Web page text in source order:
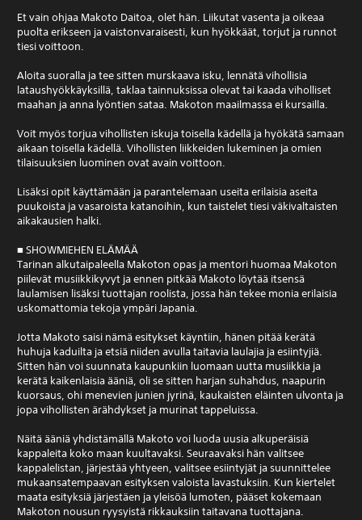
Et vain ohjaa Makoto Daitoa, olet hän. Liikutat vasenta ja oikeaa
puolta erikseen ja vaistonvaraisesti, kun hyökkäät, torjut ja runnot
tiesi voittoon.
Aloita suoralla ja tee sitten murskaava isku, lennätä vihollisia
lataushyökkäyksillä, taklaa tainnuksissa olevat tai kaada viholliset
maahan ja anna lyöntien sataa. Makoton maailmassa ei kursailla.
Voit myös torjua vihollisten iskuja toisella kädellä ja hyökätä samaan
aikaan toisella kädellä. Vihollisten liikkeiden lukeminen ja omien
tilaisuuksien luominen ovat avain voittoon.
Lisäksi opit käyttämään ja parantelemaan useita erilaisia aseita
puukoista ja vasaroista katanoihin, kun taistelet tiesi väkivaltaisten
aikakausien halki.
■ SHOWMIEHEN ELÄMÄÄ
Tarinan alkutaipaleella Makoton opas ja mentori huomaa Makoton
piilevät musiikkikyvyt ja ennen pitkää Makoto löytää itsensä
laulamisen lisäksi tuottajan roolista, jossa hän tekee monia erilaisia
uskomattomia tekoja ympäri Japania.
Jotta Makoto saisi nämä esitykset käyntiin, hänen pitää kerätä
huhuja kaduilta ja etsiä niiden avulla taitavia laulajia ja esiintyjiä.
Sitten hän voi suunnata kaupunkiin luomaan uutta musiikkia ja
kerätä kaikenlaisia ääniä, oli se sitten harjan suhahdus, naapurin
kuorsaus, ohi menevien junien jyrinä, kaukaisten eläinten ulvonta ja
jopa vihollisten ärähdykset ja murinat tappeluissa.
Näitä ääniä yhdistämällä Makoto voi luoda uusia alkuperäisiä
kappaleita koko maan kuultavaksi. Seuraavaksi hän valitsee
kappalelistan, järjestää yhtyeen, valitsee esiintyjät ja suunnittelee
mukaansatempaavan esityksen valoista lavastuksiin. Kun kiertelet
maata esityksiä järjestäen ja yleisöä lumoten, pääset kokemaan
Makoton nousun ryysyistä rikkauksiin taitavana tuottajana.